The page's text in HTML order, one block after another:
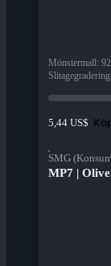
Mönstermall:
Slitagegradering
5,44 US$
SMG
MP7 |